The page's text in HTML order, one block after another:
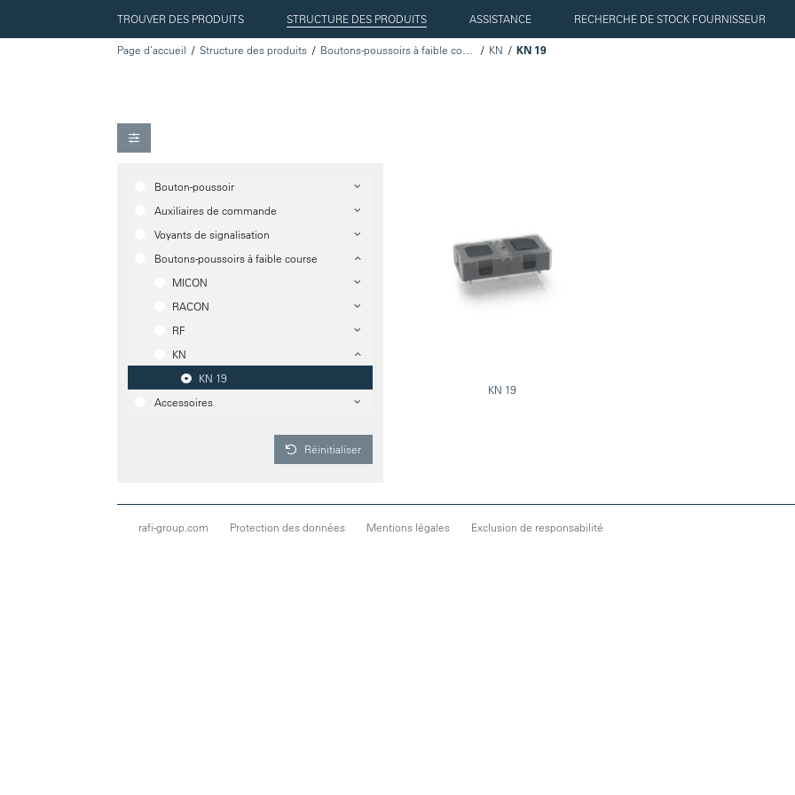
TROUVER DES PRODUITS STRUCTURE DES PRODUITS ASSISTANCE RECHERCHE DE STOCK FOURNISSEUR
Page d’accueil Structure des produits KN KN 19
Bouton-poussoir
Auxiliaires de commande
Voyants de signalisation
Boutons-poussoirs à faible course
MICON
RACON
RF
KN
KN 19
Accessoires
Réinitialiser
KN 19
rafi-group.com Protection des données Mentions légales Exclusion de responsabilité